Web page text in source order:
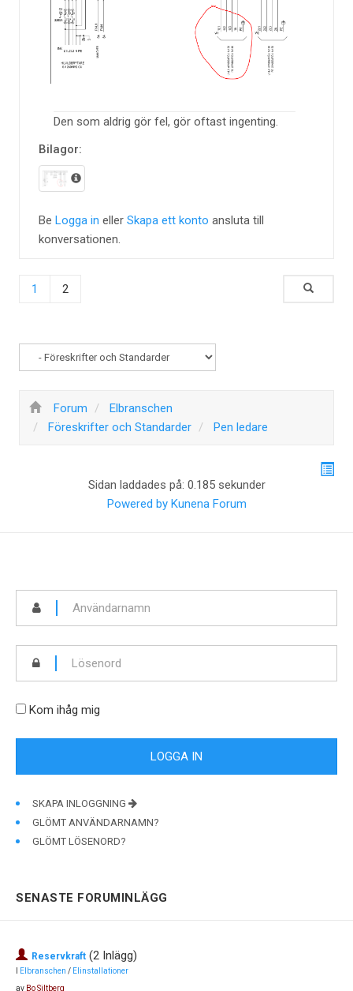
Den som aldrig gör fel, gör oftast ingenting.
Bilagor:
Be Logga in eller Skapa ett konto ansluta till
konversationen.
1 2
Forum
Elbranschen
Föreskrifter och Standarder
Pen ledare
Sidan laddades på: 0.185 sekunder
Powered by Kunena Forum
Kom ihåg mig
SKAPA INLOGGNING
GLÖMT ANVÄNDARNAMN?
GLÖMT LÖSENORD?
SENASTE FORUMINLÄGG
Reservkraft (2 Inlägg)
Elbranschen / Elinstallationer
av Bo Siltberg